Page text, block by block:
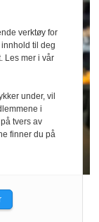
slo
verktøy for
til deg
Les mer i vår
under, vil
i
tvers av
finner du på